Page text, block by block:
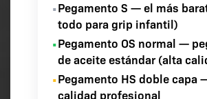
•Pegamento S — el más
todo para grip infantil)
•Pegamento OS normal —
de aceite estándar (alta
•Pegamento HS doble capa
calidad profesional